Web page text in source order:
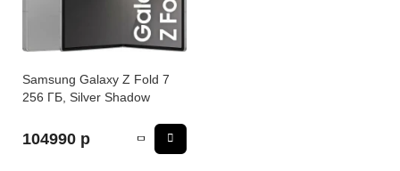
Samsung Galaxy Z Fold 7
256 ГБ, Silver Shadow
104990 р